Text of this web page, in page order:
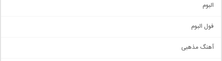
اجتماعی
حماسی
البوم
فول البوم
آهنگ مذهبی